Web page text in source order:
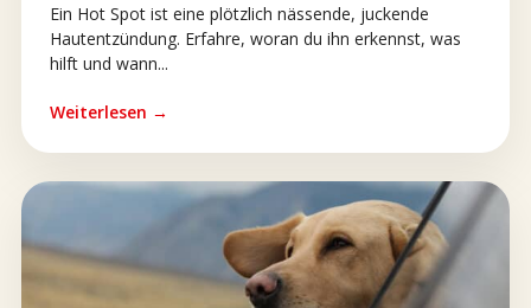
Ein Hot Spot ist eine plötzlich nässende, juckende
Hautentzündung. Erfahre, woran du ihn erkennst, was
hilft und wann...
Weiterlesen →